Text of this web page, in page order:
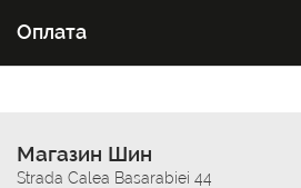
Оплата
Магазин Шин
Strada Calea Basarabiei 44